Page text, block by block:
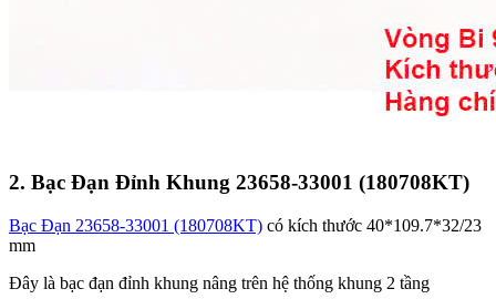
2. Bạc Đạn Đỉnh Khung 23658-33001 (180708KT)
Bạc Đạn 23658-33001 (180708KT) có kích thước 40*109.7*32/23
mm
Đây là bạc đạn đỉnh khung nâng trên hệ thống khung 2 tầng